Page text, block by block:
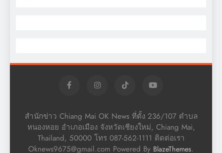
สำนักข่าว Chiang Mai OK News ที่ตั้ง 236/107 ตำบล
หนองหอย อำเภอเมือง จังหวัดเชียงใหม่, Chiang Mai,
Thailand, 50000 โทร 087-562-1111 ติดต่อเรา
Oknews9675@gmail.com Powered By BlazeThemes.